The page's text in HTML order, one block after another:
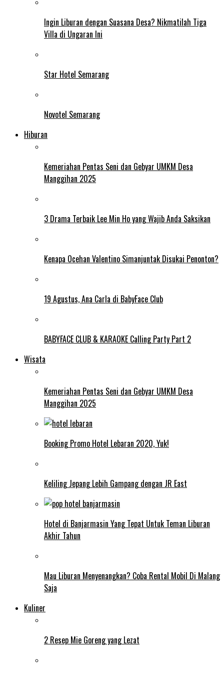
Ingin Liburan dengan Suasana Desa? Nikmatilah Tiga
Villa di Ungaran Ini
Star Hotel Semarang
Novotel Semarang
Hiburan
Kemeriahan Pentas Seni dan Gebyar UMKM Desa
Manggihan 2025
3 Drama Terbaik Lee Min Ho yang Wajib Anda Saksikan
Kenapa Ocehan Valentino Simanjuntak Disukai Penonton?
19 Agustus, Ana Carla di BabyFace Club
BABYFACE CLUB & KARAOKE Calling Party Part 2
Wisata
Kemeriahan Pentas Seni dan Gebyar UMKM Desa
Manggihan 2025
Booking Promo Hotel Lebaran 2020, Yuk!
Keliling Jepang Lebih Gampang dengan JR East
Hotel di Banjarmasin Yang Tepat Untuk Teman Liburan
Akhir Tahun
Mau Liburan Menyenangkan? Coba Rental Mobil Di Malang
Saja
Kuliner
2 Resep Mie Goreng yang Lezat